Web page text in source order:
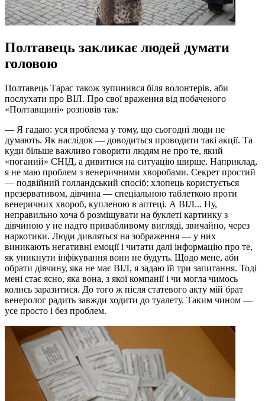
Полтавець закликає людей думати
головою
Полтавець Тарас також зупинився біля волонтерів, аби
послухати про ВІЛ. Про свої враження від побаченого
«Полтавщині» розповів так:
— Я гадаю: уся проблема у тому, що сьогодні люди не
думають. Як наслідок — доводиться проводити такі акції. Та
куди більше важливо говорити людям не про те, який
«поганий» СНІД, а дивитися на ситуацію ширше. Наприклад,
я не маю проблем з венеричними хворобами. Секрет простий
— подвійний голландський спосіб: хлопець користується
презервативом, дівчина — спеціальною таблеткою проти
венеричних хвороб, купленою в аптеці. А ВІЛ... Ну,
неправильно хоча б розміщувати на буклеті картинку з
дівчиною у не надто привабливому вигляді, звичайно, через
наркотики. Люди дивляться на зображення — у них
виникають негативні емоції і читати далі інформацію про те,
як уникнути інфікування вони не будуть. Щодо мене, аби
обрати дівчину, яка не має ВІЛ, я задаю їй три запитання. Тоді
мені стає ясно, яка вона, з якої компанії і чи могла чимось
колись заразитися. До того ж після статевого акту мій брат
венеролог радить завжди ходити до туалету. Таким чином —
усе просто і без проблем.